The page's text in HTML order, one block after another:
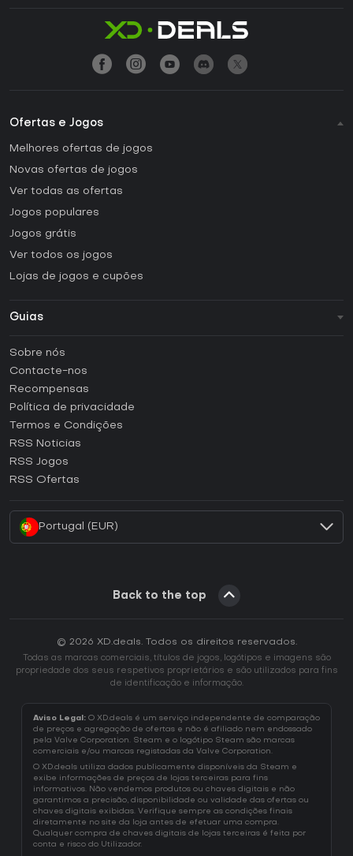
Ofertas e Jogos
Melhores ofertas de jogos
Novas ofertas de jogos
Ver todas as ofertas
Jogos populares
Jogos grátis
Ver todos os jogos
Lojas de jogos e cupões
Guias
Como ativar uma CD Key Steam?
Como ativar uma CD Key Epic Games?
Como ativar uma CD Key GOG?
Como ativar uma CD Key Ubisoft Connect?
Como ativar uma CD Key EA App?
Sobre nós
Contacte-nos
Recompensas
Política de privacidade
Termos e Condições
RSS Noticias
RSS Jogos
RSS Ofertas
Portugal (EUR)
Back to the top
© 2026 XD.deals. Todos os direitos reservados.
Todas as marcas comerciais, títulos de jogos, logótipos e imagens são
propriedade dos seus respetivos proprietários e são utilizados para fins
de identificação e informação.
Aviso Legal: O XD.deals é um serviço independente de comparação
de preços e agregação de ofertas e não é afiliado nem endossado
pela Valve Corporation. Steam e o logótipo Steam são marcas
comerciais e/ou marcas registadas da Valve Corporation.
O XD.deals utiliza dados publicamente disponíveis da Steam e
exibe informações de preços de lojas terceiras para fins
informativos. Não vendemos produtos ou chaves digitais e não
garantimos a precisão, disponibilidade ou validade das ofertas ou
chaves digitais exibidas. Verifique sempre as condições finais
diretamente no site da loja antes de efetuar uma compra.
Qualquer compra de chaves digitais de lojas terceiras é feita por
conta e risco do Utilizador.